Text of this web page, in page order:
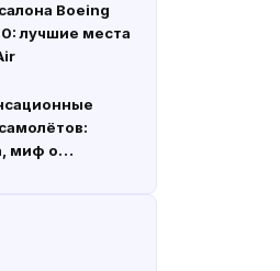
Boeing
лучшие места
миф о